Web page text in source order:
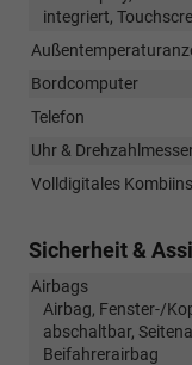
integriert,
Bordcomputer
Telefon
Uhr &
Volldigitales
Sicherheit &
Airbags
Airbag, Fenster-/
abschaltbar,
Beifahrerairbag